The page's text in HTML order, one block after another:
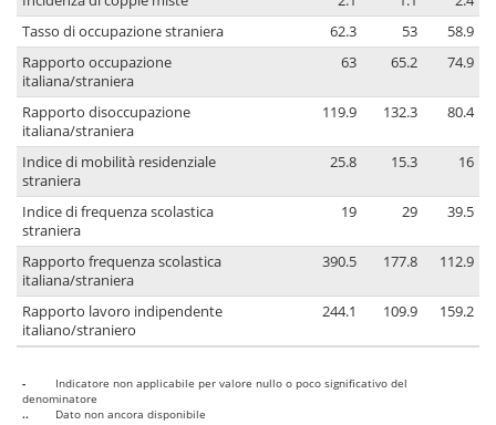
Tasso di occupazione straniera
62.3 53
58.9
Rapporto occupazione
italiana/straniera
63 65.2 74.9
Rapporto disoccupazione
italiana/straniera
119.9 132.3 80.4
Indice di mobilità residenziale
straniera
25.8 15.3 16
Indice di frequenza scolastica
straniera
19 29 39.5
Rapporto frequenza scolastica
italiana/straniera
390.5 177.8 112.9
Rapporto lavoro indipendente
italiano/straniero
244.1 109.9 159.2
-
Indicatore non applicabile per valore nullo o poco significativo del
denominatore
..
Dato non ancora disponibile